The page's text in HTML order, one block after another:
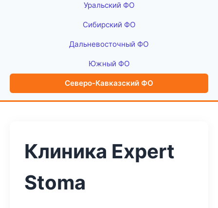
Уральский ФО
Сибирский ФО
Дальневосточный ФО
Южный ФО
Северо-Кавказский ФО
Клиника Expert
Stoma